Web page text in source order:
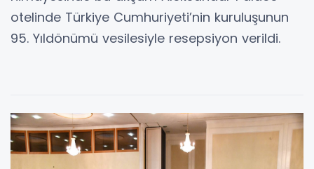
otelinde Türkiye Cumhuriyeti’nin kuruluşunun
95. Yıldönümü vesilesiyle resepsiyon verildi.